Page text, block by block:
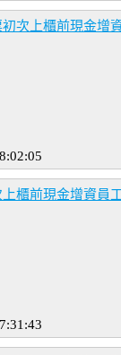
次上櫃前現金增
櫃前現金增資員